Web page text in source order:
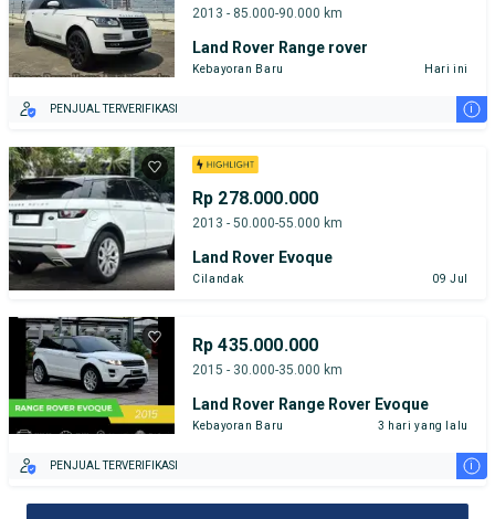
2013 - 85.000-90.000 km
Land Rover Range rover
Kebayoran Baru Hari ini
PENJUAL TERVERIFIKASI i
Rp 278.000.000
2013 - 50.000-55.000 km
Land Rover Evoque
Cilandak 09 Jul
Rp 435.000.000
2015 - 30.000-35.000 km
Land Rover Range Rover Evoque
Kebayoran Baru 3 hari yang lalu
PENJUAL TERVERIFIKASI i